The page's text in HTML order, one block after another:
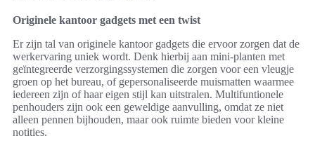
Originele kantoor gadgets met een twist
Er zijn tal van originele kantoor gadgets die ervoor zorgen dat de
werkervaring uniek wordt. Denk hierbij aan mini-planten met
geïntegreerde verzorgingssystemen die zorgen voor een vleugje
groen op het bureau, of gepersonaliseerde muismatten waarmee
iedereen zijn of haar eigen stijl kan uitstralen. Multifuntionele
penhouders zijn ook een geweldige aanvulling, omdat ze niet
alleen pennen bijhouden, maar ook ruimte bieden voor kleine
notities.